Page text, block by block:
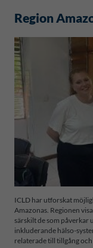
Region
ICLD har utforskat
Amazonas. Regionen
särskilt de som påverkar
inkluderande hälso-
relaterade till tillgång